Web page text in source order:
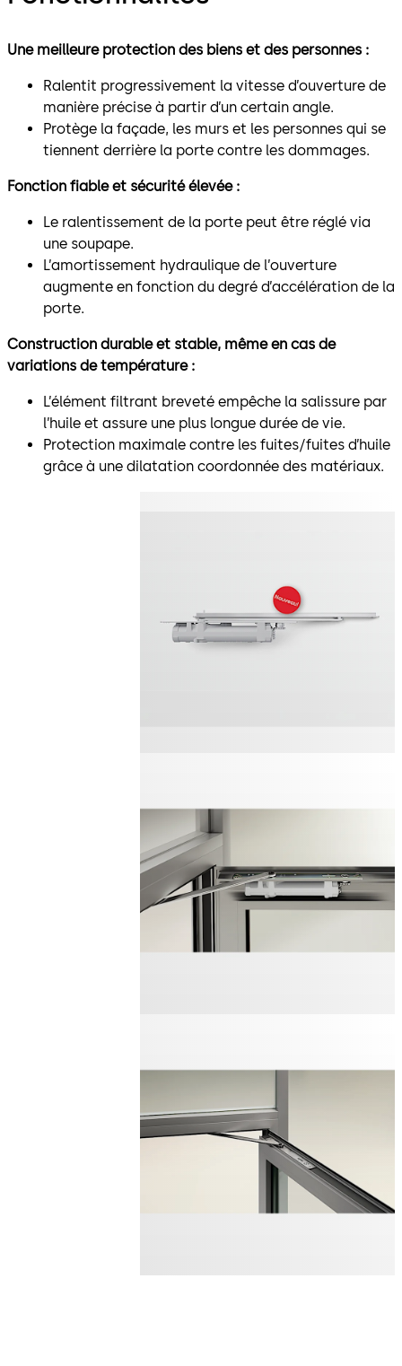
Une meilleure protection des biens et des personnes :
Ralentit progressivement la vitesse d’ouverture de
manière précise à partir d’un certain angle.
Protège la façade, les murs et les personnes qui se
tiennent derrière la porte contre les dommages.
Fonction fiable et sécurité élevée :
Le ralentissement de la porte peut être réglé via
une soupape.
L’amortissement hydraulique de l’ouverture
augmente en fonction du degré d’accélération de la
porte.
Construction durable et stable, même en cas de
variations de température :
L’élément filtrant breveté empêche la salissure par
l’huile et assure une plus longue durée de vie.
Protection maximale contre les fuites/fuites d’huile
grâce à une dilatation coordonnée des matériaux.